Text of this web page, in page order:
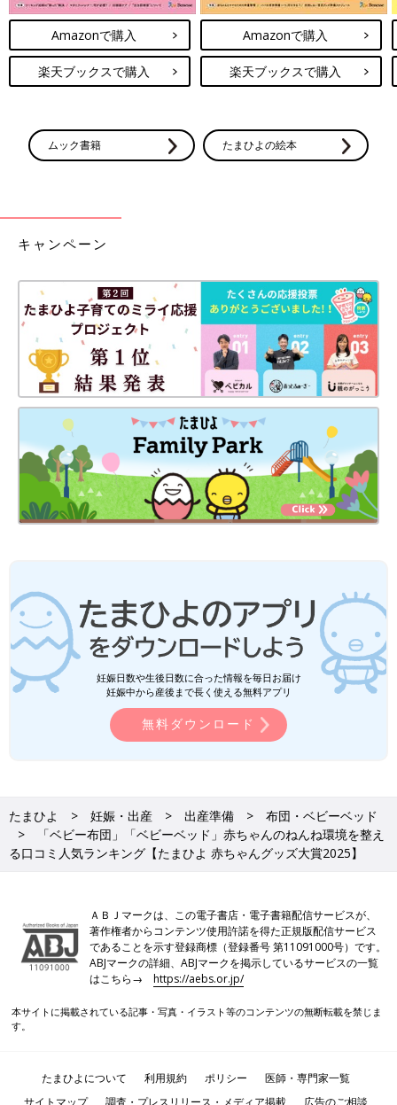
Amazonで購入
楽天ブックスで購入
Amazonで購入
楽天ブックスで購入
ムック書籍 たまひよの絵本
キャンペーン
妊娠日数や生後日数に合った情報を毎日お届け
妊娠中から産後まで長く使える無料アプリ
無料ダウンロード
たまひよ 妊娠・出産 出産準備
布団・ベビーベッド
「ベビー布団」「ベビーベッド」赤ちゃんのねんね環境を整え
る口コミ人気ランキング【たまひよ 赤ちゃんグッズ大賞2025】
ＡＢＪマークは、この電子書店・電子書籍配信サービスが、
著作権者からコンテンツ使用許諾を得た正規版配信サービス
であることを示す登録商標（登録番号 第11091000号）です。
ABJマークの詳細、ABJマークを掲示しているサービスの一覧
はこちら→https://aebs.or.jp/
本サイトに掲載されている記事・写真・イラスト等のコンテンツの無断転載を禁じま
す。
たまひよについて 利用規約 ポリシー
医師・専門家一覧
サイトマップ
調査・プレスリリース・メディア掲載 広告のご相談